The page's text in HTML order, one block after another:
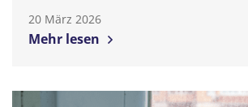
20 März 2026
Mehr lesen